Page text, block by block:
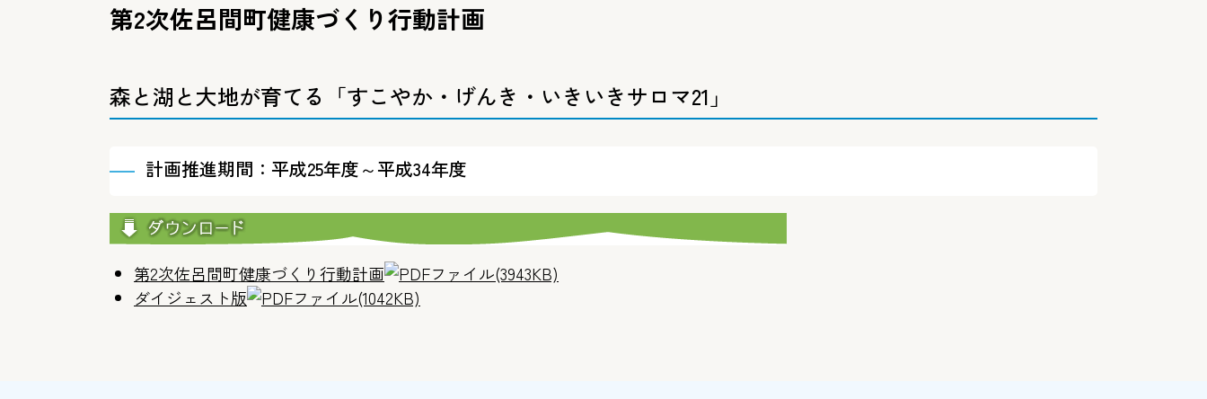
第2次佐呂間町健康づくり行動計画
森と湖と大地が育てる「すこやか・げんき・いきいきサロマ21」
計画推進期間：平成25年度～平成34年度
第2次佐呂間町健康づくり行動計画
(3943KB)
ダイジェスト版
(1042KB)